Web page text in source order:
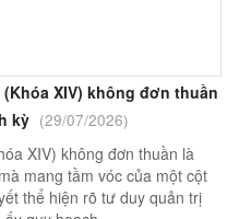
XIV) không đơn thuần
kỳ (29/07/2026)
XIV) không đơn thuần là
mang tầm vóc của một cột
thể hiện rõ tư duy quản trị